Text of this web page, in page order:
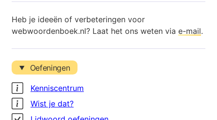
Heb je ideeën of verbeteringen voor
webwoordenboek.nl? Laat het ons weten via e-mail.
Oefeningen
Kenniscentrum
Wist je dat?